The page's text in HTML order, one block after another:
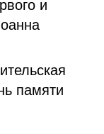
и
памяти